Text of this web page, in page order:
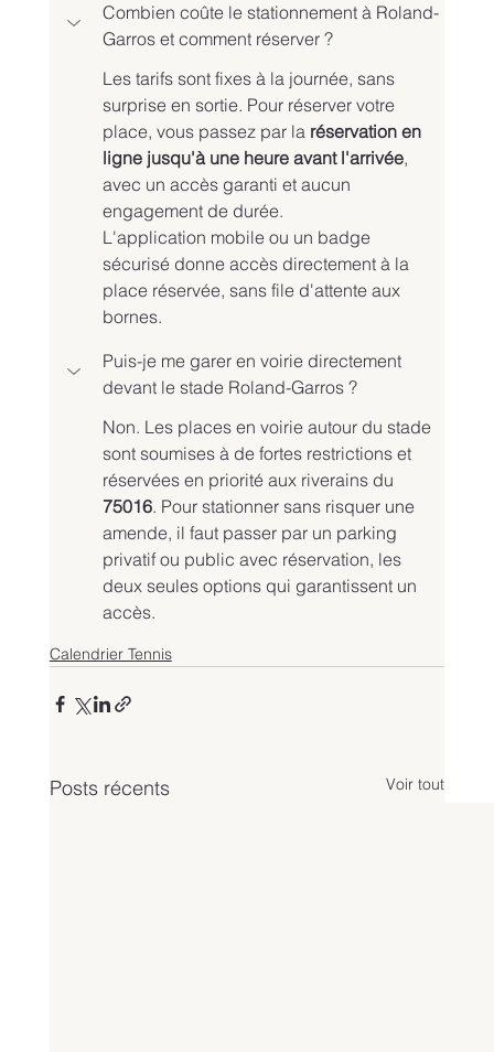
Combien coûte le stationnement à Roland-
Garros et comment réserver ?
Les tarifs sont fixes à la journée, sans
surprise en sortie. Pour réserver votre
place, vous passez par la réservation en
ligne jusqu'à une heure avant l'arrivée,
avec un accès garanti et aucun
engagement de durée.
L'application mobile ou un badge
sécurisé donne accès directement à la
place réservée, sans file d'attente aux
bornes.
Puis-je me garer en voirie directement
devant le stade Roland-Garros ?
Non. Les places en voirie autour du stade
sont soumises à de fortes restrictions et
réservées en priorité aux riverains du
75016. Pour stationner sans risquer une
amende, il faut passer par un parking
privatif ou public avec réservation, les
deux seules options qui garantissent un
accès.
Calendrier Tennis
Posts récents Voir tout